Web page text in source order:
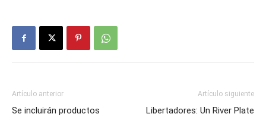
Artículo anterior
Se incluirán productos
Artículo siguiente
Libertadores: Un River Plate